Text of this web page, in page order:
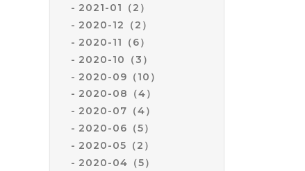
2021-01（2）
2020-12（2）
2020-11（6）
2020-10（3）
2020-09（10）
2020-08（4）
2020-07（4）
2020-06（5）
2020-05（2）
2020-04（5）